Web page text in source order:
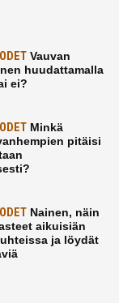
Vauvan
huudattamalla
ei?
Minkä
pitäisi
Nainen, näin
aikuisiän
ja löydät